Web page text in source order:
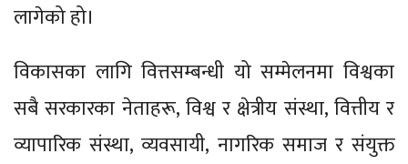
लागेको हो।
विकासका लागि वित्तसम्बन्धी यो सम्मेलनमा विश्वका
सबै सरकारका नेताहरू, विश्व र क्षेत्रीय संस्था, वित्तीय र
व्यापारिक संस्था, व्यवसायी, नागरिक समाज र संयुक्त